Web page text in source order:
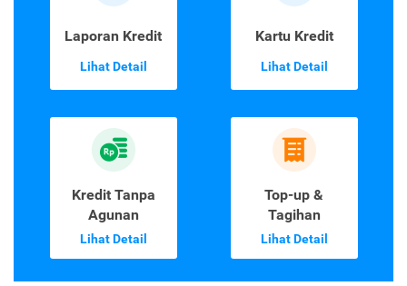
Laporan Kredit
Lihat Detail
Kartu Kredit
Lihat Detail
Kredit Tanpa
Agunan
Lihat Detail
Top-up &
Tagihan
Lihat Detail